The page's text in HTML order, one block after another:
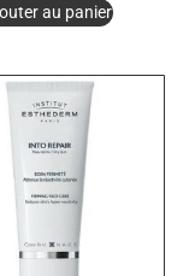
au panier